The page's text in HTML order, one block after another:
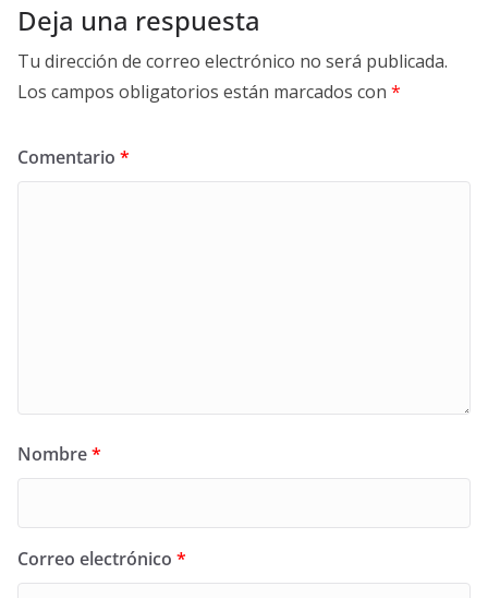
Deja una respuesta
Tu dirección de correo electrónico no será publicada.
Los campos obligatorios están marcados con *
Comentario *
Nombre*
Correo electrónico *